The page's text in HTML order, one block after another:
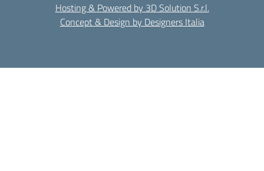
Hosting & Powered by 3D Solution S.r.l.
Concept & Design by Designers Italia